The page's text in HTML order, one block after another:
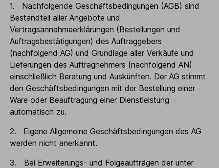
1. Nachfolgende Geschäftsbedingungen (AGB) sind
Bestandteil aller Angebote und
Vertragsannahmeerklärungen (Bestellungen und
Auftragsbestätigungen) des Auftraggebers
(nachfolgend AG) und Grundlage aller Verkäufe und
Lieferungen des Auftragnehmers (nachfolgend AN)
einschließlich Beratung und Auskünften. Der AG stimmt
den Geschäftsbedingungen mit der Bestellung einer
Ware oder Beauftragung einer Dienstleistung
automatisch zu.
2. Eigene Allgemeine Geschäftsbedingungen des AG
werden nicht anerkannt.
3. Bei Erweiterungs- und Folgeaufträgen der unter